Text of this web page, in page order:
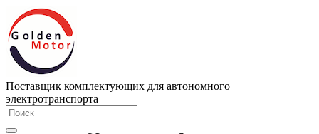
Поставщик комплектующих для автономного
электротранспорта